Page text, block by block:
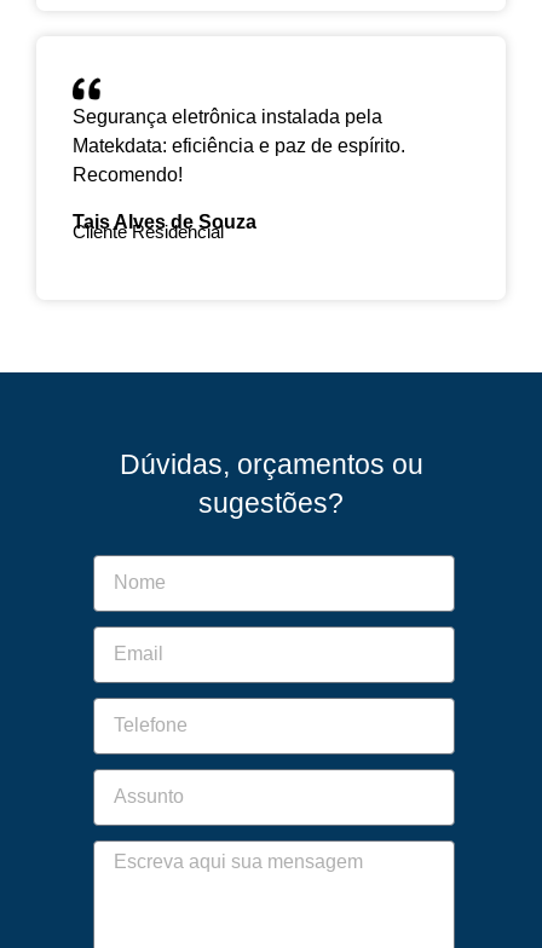
Segurança eletrônica instalada pela
Matekdata: eficiência e paz de espírito.
Recomendo!
Tais Alves de Souza
Cliente Residencial
Dúvidas, orçamentos ou
sugestões?